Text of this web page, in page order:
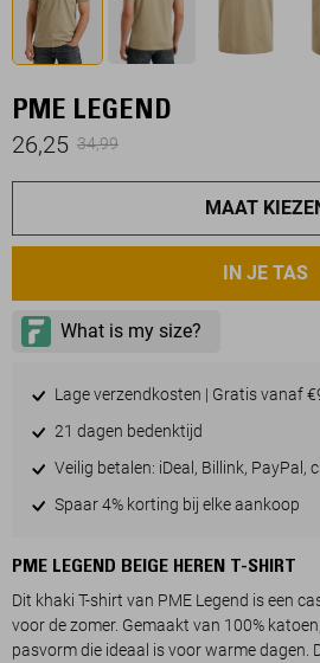
PME LEGEND
26,25 34,99
MAAT
IN JE TAS
Lage verzendkosten | Gratis vanaf
21 dagen bedenktijd
Veilig betalen: iDeal, Billink, PayPal,
Spaar 4% korting bij elke aankoop
PME LEGEND BEIGE HEREN T-SHIRT
Dit khaki T-shirt van PME Legend is een
voor de zomer. Gemaakt van 100%
pasvorm die ideaal is voor warme dagen.